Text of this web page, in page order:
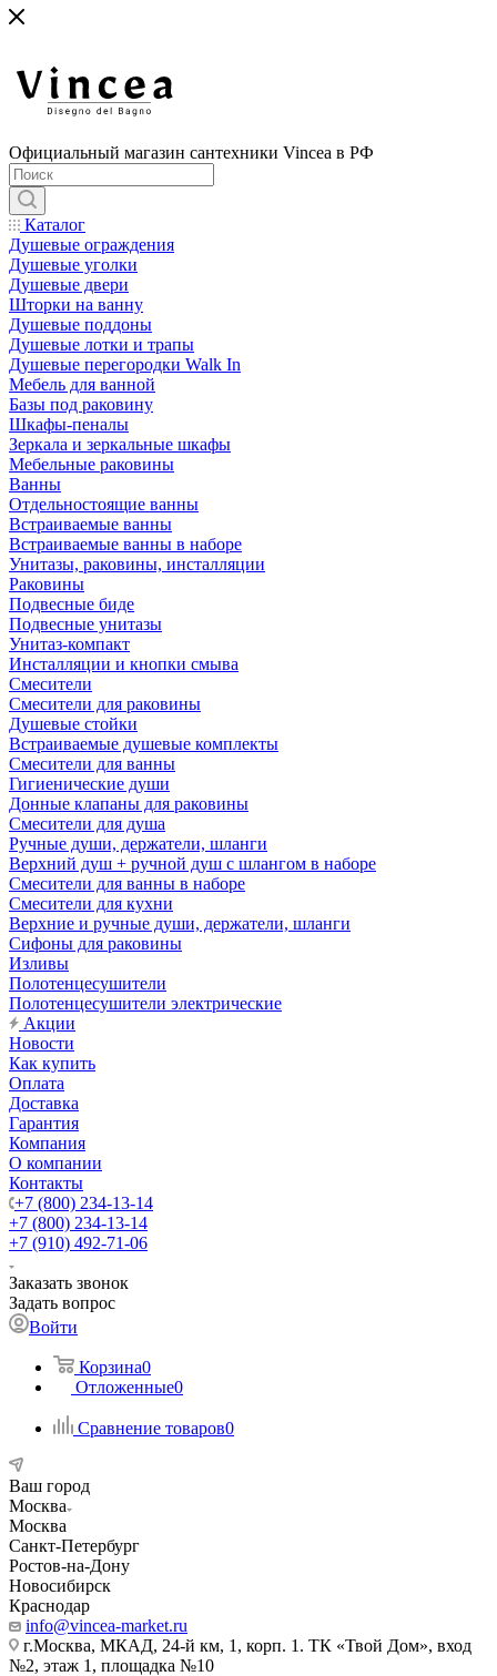
Официальный магазин сантехники Vincea в РФ
Каталог
Душевые ограждения
Душевые уголки
Душевые двери
Шторки на ванну
Душевые поддоны
Душевые лотки и трапы
Душевые перегородки Walk In
Мебель для ванной
Базы под раковину
Шкафы-пеналы
Зеркала и зеркальные шкафы
Мебельные раковины
Ванны
Отдельностоящие ванны
Встраиваемые ванны
Встраиваемые ванны в наборе
Унитазы, раковины, инсталляции
Раковины
Подвесные биде
Подвесные унитазы
Унитаз-компакт
Инсталляции и кнопки смыва
Смесители
Смесители для раковины
Душевые стойки
Встраиваемые душевые комплекты
Смесители для ванны
Гигиенические души
Донные клапаны для раковины
Смесители для душа
Ручные души, держатели, шланги
Верхний душ + ручной душ с шлангом в наборе
Смесители для ванны в наборе
Смесители для кухни
Верхние и ручные души, держатели, шланги
Сифоны для раковины
Изливы
Полотенцесушители
Полотенцесушители электрические
Акции
Новости
Как купить
Оплата
Доставка
Гарантия
Компания
О компании
Контакты
+7 (800) 234-13-14
+7 (800) 234-13-14
+7 (910) 492-71-06
Заказать звонок
Задать вопрос
Войти
Корзина0
Отложенные0
Сравнение товаров0
Ваш город
Москва
Москва
Санкт-Петербург
Ростов-на-Дону
Новосибирск
Краснодар
info@vincea-market.ru
г.Москва, МКАД, 24-й км, 1, корп. 1. ТК «Твой Дом», вход
№2, этаж 1, площадка №10